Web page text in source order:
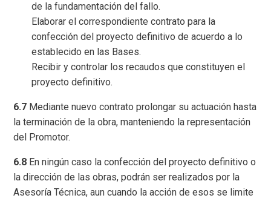
de la fundamentación del fallo.
Elaborar el correspondiente contrato para la
confección del proyecto definitivo de acuerdo a lo
establecido en las Bases.
Recibir y controlar los recaudos que constituyen el
proyecto definitivo.
6.7 Mediante nuevo contrato prolongar su actuación hasta
la terminación de la obra, manteniendo la representación
del Promotor.
6.8 En ningún caso la confección del proyecto definitivo o
la dirección de las obras, podrán ser realizados por la
Asesoría Técnica, aun cuando la acción de esos se limite